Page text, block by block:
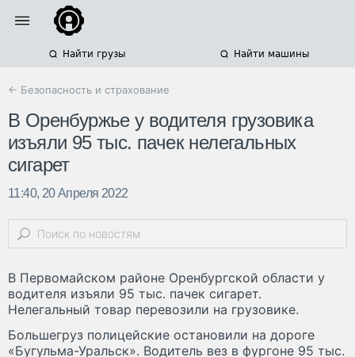
Найти грузы Найти машины
← Безопасность и страхование
В Оренбуржье у водителя грузовика
изъяли 95 тыс. пачек нелегальных
сигарет
11:40, 20 Апреля 2022
В Первомайском районе Оренбургской области у
водителя изъяли 95 тыс. пачек сигарет.
Нелегальный товар перевозили на грузовике.
Большегруз полицейские остановили на дороге
«Бугульма-Уральск». Водитель вез в фургоне 95 тыс.